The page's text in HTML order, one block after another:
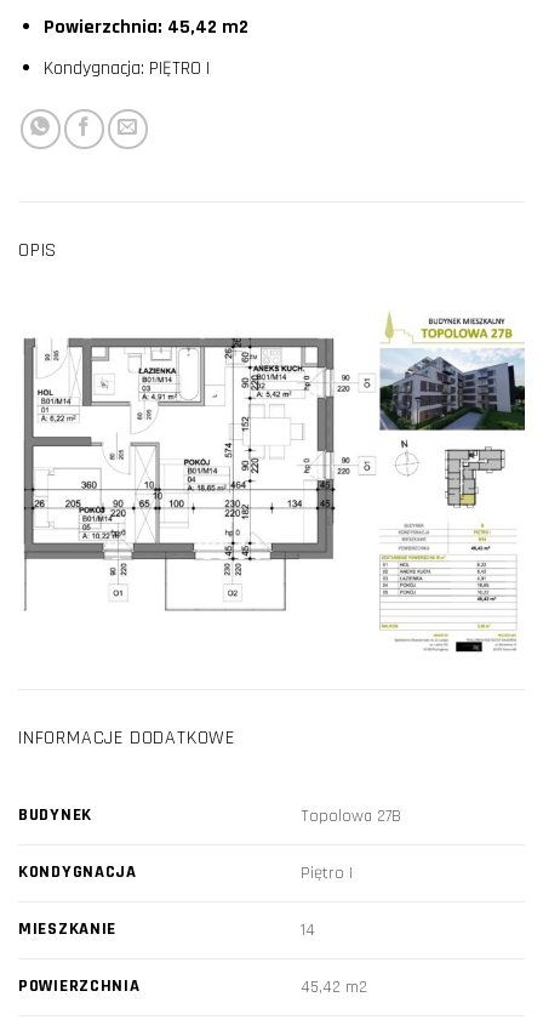
Powierzchnia: 45,42 m2
Kondygnacja: PIĘTRO I
OPIS
INFORMACJE DODATKOWE
BUDYNEK Topolowa 27B
KONDYGNACJA Piętro I
MIESZKANIE 14
POWIERZCHNIA 45,42 m2